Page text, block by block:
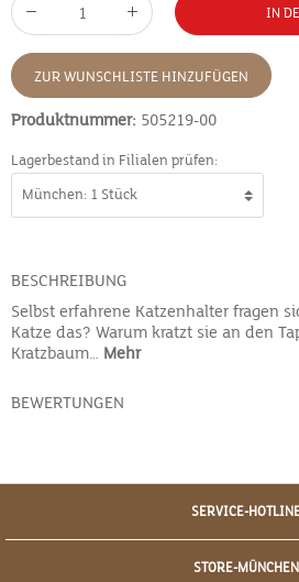
IN
ZUR WUNSCHLISTE HINZUFÜGEN
Produktnummer: 505219-00
Lagerbestand in Filialen prüfen:
BESCHREIBUNG
Selbst erfahrene Katzenhalter fragen
Katze das? Warum kratzt sie an den
Kratzbaum… Mehr
BEWERTUNGEN
SERVICE-
STORE-MÜNCHEN